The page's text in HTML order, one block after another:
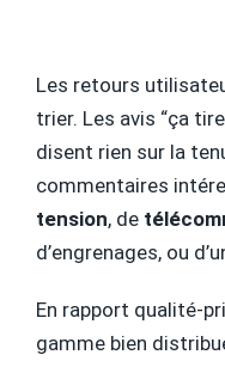
Les retours
trier. Les avis “ça
disent rien sur la
commentaires
tension, de
d’engrenages, ou
En rapport qualité-
gamme bien